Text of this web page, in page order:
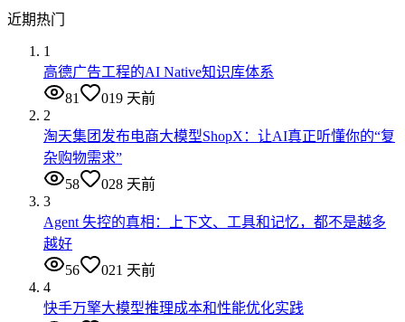
近期热门
1
高德广告工程的AI Native知识库体系
81
019 天前
2
淘天集团发布电商大模型ShopX：让AI真正听懂你的“复
杂购物需求”
58
028 天前
3
Agent 失控的真相：上下文、工具和记忆，都不是越多
越好
56
021 天前
4
快手万擎大模型推理成本和性能优化实践